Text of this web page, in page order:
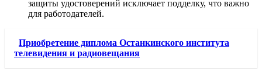
защиты удостоверений исключает подделку, что важно
для работодателей.
Приобретение диплома Останкинского института
телевидения и радиовещания